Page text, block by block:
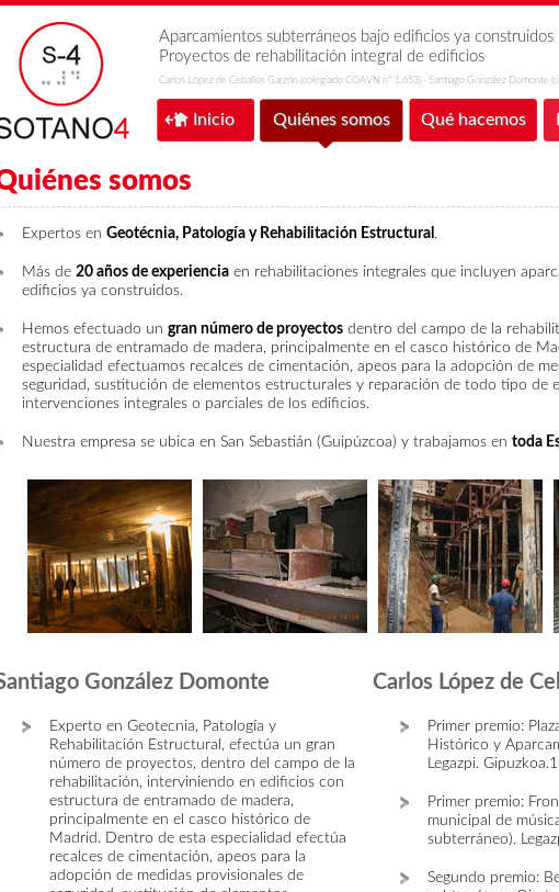
Inicio Quiénes somos Qué hacemos
Aparcamientos subterráneos bajo edificios ya construidos
Proyectos de rehabilitación integral de edificios
Carlos López de Ceballos Garzón (colegiado COAVN nº 1.653) - Santiago González Domonte
somos
Expertos en Geotécnia, Patología y Rehabilitación Estructural .
Más de 20 años de experiencia en rehabilitaciones integrales que incluyen
edificios ya construidos.
Hemos efectuado un gran número de proyectos dentro del campo de la
estructura de entramado de madera, principalmente en el casco histórico de
especialidad efectuamos recalces de cimentación, apeos para la adopción de
seguridad, sustitución de elementos estructurales y reparación de todo tipo de
intervenciones integrales o parciales de los edificios.
Nuestra empresa se ubica en San Sebastián (Guipúzcoa) y trabajamos en toda
González Domonte
Experto en Geotecnia, Patología y
Rehabilitación Estructural, efectúa un gran
número de proyectos, dentro del campo de la
rehabilitación, interviniendo en edificios con
estructura de entramado de madera,
principalmente en el casco histórico de
Madrid. Dentro de esta especialidad efectúa
recalces de cimentación, apeos para la
adopción de medidas provisionales de
Carlos López de
Primer premio:
Histórico y
Legazpi.
Primer premio:
municipal de
subterráneo).
Segundo premio: